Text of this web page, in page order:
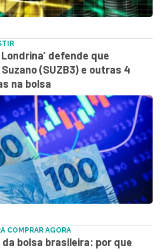
defende que
(SUZB3) e outras 4
na bolsa
COMPRAR AGORA
bolsa brasileira: por que